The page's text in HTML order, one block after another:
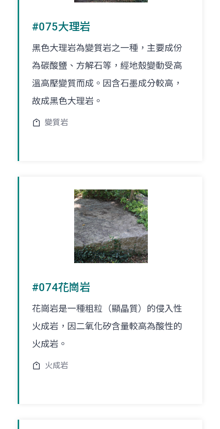
#075大理岩
黑色大理岩為變質岩之一種，主要成份
為碳酸鹽、方解石等，經地殼變動受高
溫高壓變質而成。因含石墨成分較高，
故成黑色大理岩。
變質岩
#074花崗岩
花崗岩是一種粗粒（顯晶質）的侵入性
火成岩，因二氧化矽含量較高為酸性的
火成岩。
火成岩